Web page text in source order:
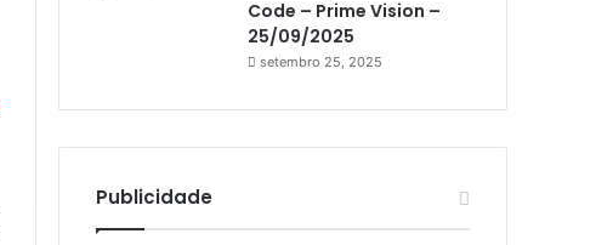
Athomics T3
ATV
Code – Prime Vision –
25/09/2025
setembro 25, 2025
Publicidade